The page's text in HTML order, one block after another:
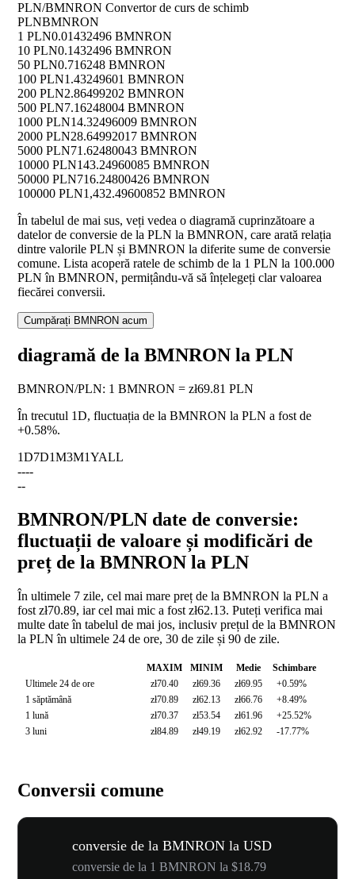
PLN/BMNRON Convertor de curs de schimb
PLNBMNRON
1 PLN0.01432496 BMNRON
10 PLN0.1432496 BMNRON
50 PLN0.716248 BMNRON
100 PLN1.43249601 BMNRON
200 PLN2.86499202 BMNRON
500 PLN7.16248004 BMNRON
1000 PLN14.32496009 BMNRON
2000 PLN28.64992017 BMNRON
5000 PLN71.62480043 BMNRON
10000 PLN143.24960085 BMNRON
50000 PLN716.24800426 BMNRON
100000 PLN1,432.49600852 BMNRON
În tabelul de mai sus, veți vedea o diagramă cuprinzătoare a
datelor de conversie de la PLN la BMNRON, care arată relația
dintre valorile PLN și BMNRON la diferite sume de conversie
comune. Lista acoperă ratele de schimb de la 1 PLN la 100.000
PLN în BMNRON, permițându-vă să înțelegeți clar valoarea
fiecărei conversii.
Cumpărați BMNRON acum
diagramă de la BMNRON la PLN
BMNRON/PLN: 1 BMNRON = zł69.81 PLN
În trecutul 1D, fluctuația de la BMNRON la PLN a fost de
+0.58%.
1D7D1M3M1YALL
----
--
BMNRON/PLN date de conversie:
fluctuații de valoare și modificări de
preț de la BMNRON la PLN
În ultimele 7 zile, cel mai mare preț de la BMNRON la PLN a
fost zł70.89, iar cel mai mic a fost zł62.13. Puteți verifica mai
multe date în tabelul de mai jos, inclusiv prețul de la BMNRON
la PLN în ultimele 24 de ore, 30 de zile și 90 de zile.
MAXIM MINIM Medie
Schimbare
Ultimele 24 de ore
zł70.40 zł69.36 zł69.95
+0.59%
1 săptămână
zł70.89 zł62.13 zł66.76
+8.49%
1 lună
zł70.37 zł53.54 zł61.96
+25.52%
3 luni
zł84.89 zł49.19 zł62.92 -17.77%
Conversii comune
conversie de la BMNRON la USD
conversie de la 1 BMNRON la $18.79